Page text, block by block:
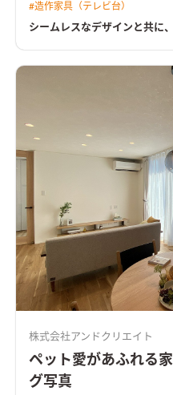
#造作家具（テレビ台）
シームレスなデザインと共に
株式会社アンドクリエイト
ペット愛があふれる
グ写真